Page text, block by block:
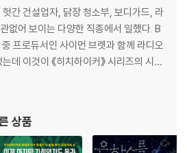
간 건설업자, 닭장 청소부, 보디가드, 라
없어 보이는 다양한 직종에서 일했다. B
프로듀서인 사이먼 브렛과 함께 라디오
데 이것이 《히치하이커》 시리즈의 시작
오 드라마로 시작된 히치하이커 시리즈
고 텔레비전 드라마, 음반, 컴퓨터, 게임,
가 빛나는 이 시리즈
상품